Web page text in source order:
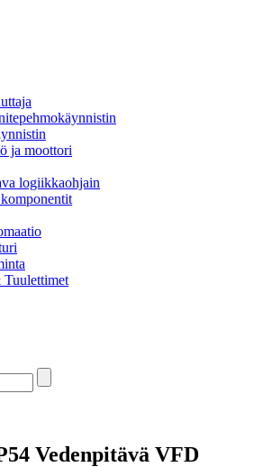
ja moottori
logiikkaohjain
Vedenpitävä VFD